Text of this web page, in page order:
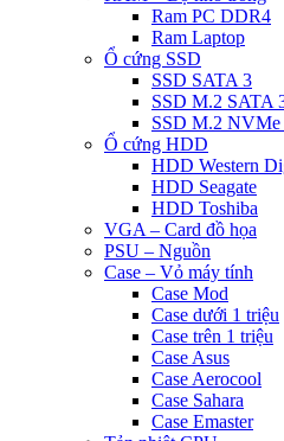
Ram PC DDR4
Ram Laptop
Ổ cứng SSD
SSD SATA 3
SSD M.2 SATA
SSD M.2 NVMe
Ổ cứng HDD
HDD Western
HDD Seagate
HDD Toshiba
VGA – Card đồ họa
PSU – Nguồn
Case – Vỏ máy tính
Case Mod
Case dưới 1 triệu
Case trên 1 triệu
Case Asus
Case Aerocool
Case Sahara
Case Emaster